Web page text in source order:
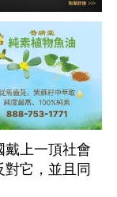
戴上一頂社會
它，並且同